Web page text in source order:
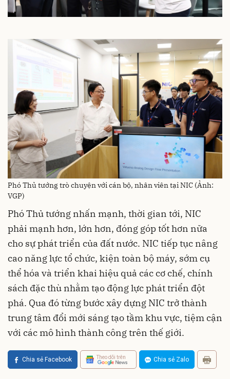
Phó Thủ tướng trò chuyện với cán bộ, nhân viên tại NIC (Ảnh:
VGP)
Phó Thủ tướng nhấn mạnh, thời gian tới, NIC
phải mạnh hơn, lớn hơn, đóng góp tốt hơn nữa
cho sự phát triển của đất nước. NIC tiếp tục nâng
cao năng lực tổ chức, kiện toàn bộ máy, sớm cụ
thể hóa và triển khai hiệu quả các cơ chế, chính
sách đặc thù nhằm tạo động lực phát triển đột
phá. Qua đó từng bước xây dựng NIC trở thành
trung tâm đổi mới sáng tạo tầm khu vực, tiệm cận
với các mô hình thành công trên thế giới.
Chia sẻ Facebook Theo dõi trên Chia sẻ Zalo